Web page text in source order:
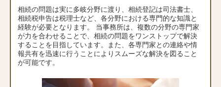
相続の問題は実に多岐分野に渡り、相続登記は司法書士、
相続税申告は税理士など、各分野における専門的な知識と
経験が必要となります。 当事務所は、複数の分野の専門家
が力を合わせることで、相続の問題をワンストップで解決
することを目指しています。また、各専門家との連絡や情
報共有を迅速に行うことによりスムーズな解決を図ること
が可能です。